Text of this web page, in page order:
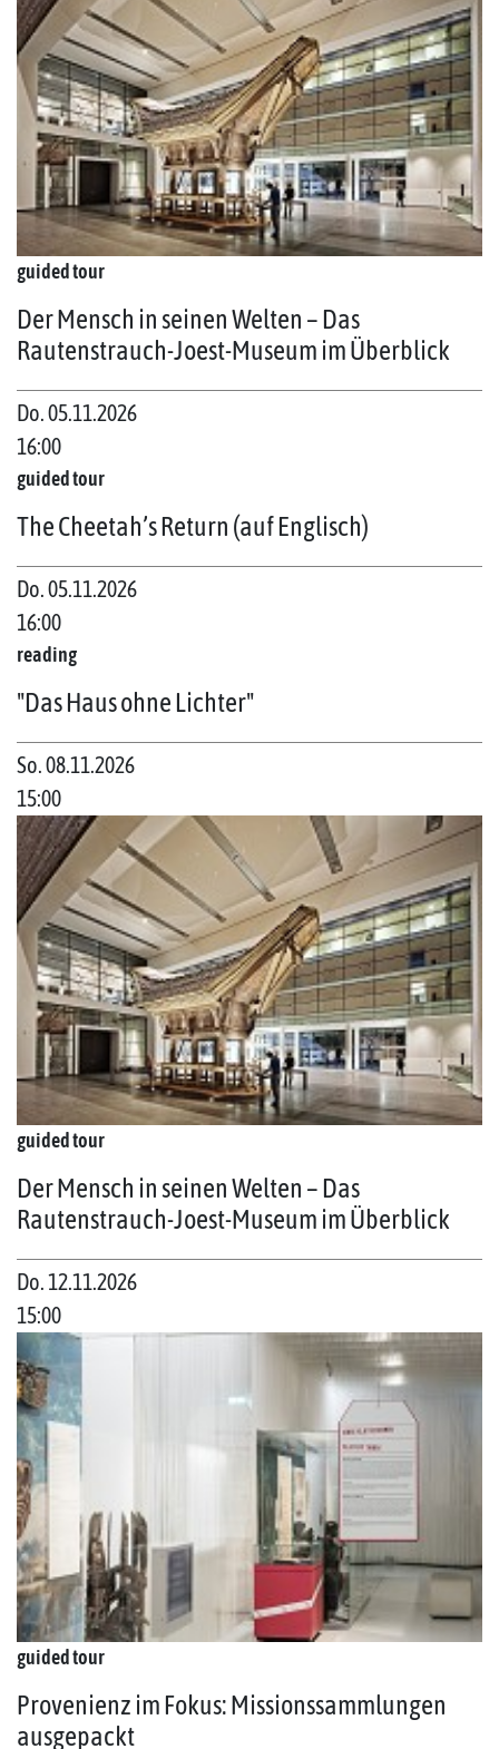
guided tour
Der Mensch in seinen Welten – Das
Rautenstrauch-Joest-Museum im Überblick
Do. 05.11.2026
16:00
guided tour
The Cheetah’s Return (auf Englisch)
Do. 05.11.2026
16:00
reading
"Das Haus ohne Lichter"
So. 08.11.2026
15:00
guided tour
Der Mensch in seinen Welten – Das
Rautenstrauch-Joest-Museum im Überblick
Do. 12.11.2026
15:00
guided tour
Provenienz im Fokus: Missionssammlungen
ausgepackt